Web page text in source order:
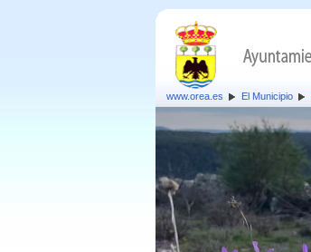
www.orea.es El Municipio